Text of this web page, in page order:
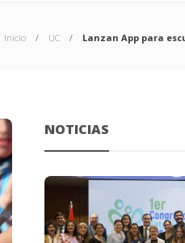
Inicio UC Lanzan App para
NOTICIAS